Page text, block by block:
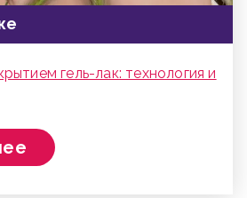
гель-лак: технология и